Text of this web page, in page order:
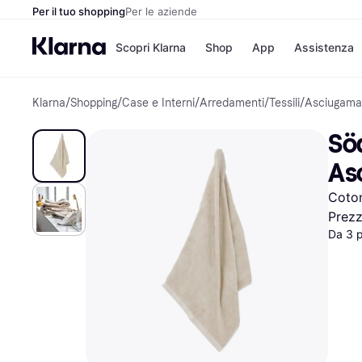
Per il tuo shoppingPer le aziende
Scopri Klarna
Opzioni di
Paga dopo 30 giorni
Finanziamento
Shop
Negozi
Unieuro
Media
eBay
Zalando
App Assistenza
Klarna/Shopping/Case e Interni/Arredamenti/Tessili/
Da 3